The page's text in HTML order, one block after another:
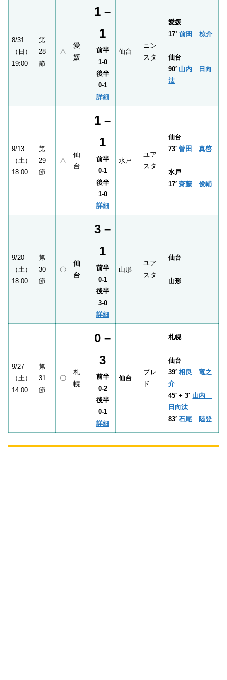
8/31
（日）
19:00
第
28
節
△
愛
媛
1 –
1
前半
1-0
後半
0-1
詳細
仙台
ニン
スタ
愛媛
17’前田 椋介
仙台
90′ 山内 日向
汰
9/13
（土）
18:00
第
29
節
△
仙
台
1 –
1
前半
0-1
後半
1-0
詳細
水戸
ユア
スタ
仙台
73′菅田 真啓
水戸
17′齋藤 俊輔
9/20
（土）
18:00
第
30
節
〇
仙
台
3 –
1
前半
0-1
後半
3-0
詳細
山形
ユア
スタ
仙台
山形
9/27
（土）
14:00
第
31
節
〇
札
幌
0 –
3
前半
0-2
後半
0-1
詳細
仙台
プレ
ド
札幌
仙台
39′相良 竜之
介
45′ + 3′ 山内
日向汰
83′石尾 陸登